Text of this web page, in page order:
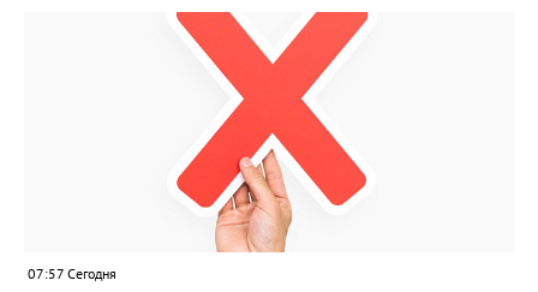
улыбок»; загрузить фотографию с улыбкой – подойдёт портрет
одного человека, пары, семьи или нескольких поколений в
одном кадре; отметить один или несколько городов,
связанных с историей семьи или важными воспоминаниями;
добавить подписи к городам, кратко объяснив связь с каждым
из них, указать контакты и подтвердить согласие с правилами
проекта», - говорится в инструкции на сайте проекта. ‍Заявка
может быть семейной, а после модерации стать частью
визуального архива проекта. 20 участников обещают
пригласить на итоговую фотосессию в Москве. Персональную
«Карту улыбок», которую можно скачать, сохранить и
опубликовать в социальных сетях, отмечают в оргкомитете,
получат все, кто улыбнулся.
07:57 Сегодня